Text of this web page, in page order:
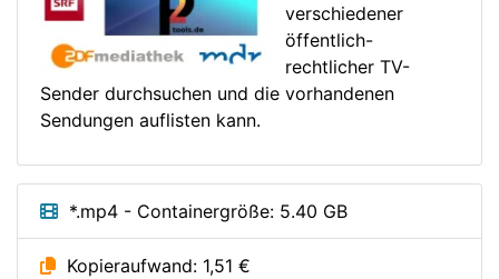
verschiedener
öffentlich-
rechtlicher TV-
Sender durchsuchen und die vorhandenen
Sendungen auflisten kann.
*.mp4 - Containergröße: 5.40 GB
Kopieraufwand: 1,51 €